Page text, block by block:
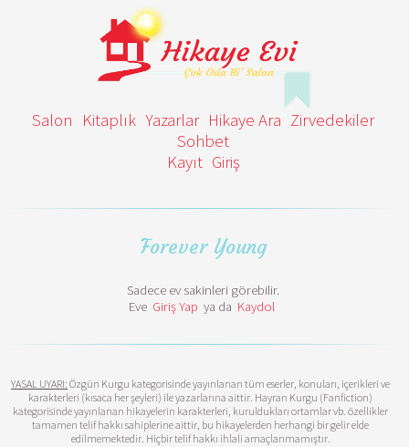
Salon Kitaplık Yazarlar Hikaye Ara Zirvedekiler
Sohbet
Kayıt Giriş
Forever Young
Sadece ev sakinleri görebilir.
Eve Giriş Yap ya da Kaydol
YASAL UYARI: Özgün Kurgu kategorisinde yayınlanan tüm eserler, konuları, içerikleri ve
karakterleri (kısaca her şeyleri) ile yazarlarına aittir. Hayran Kurgu (Fanfiction)
kategorisinde yayınlanan hikayelerin karakterleri, kuruldukları ortamlar vb. özellikler
tamamen telif hakkı sahiplerine aittir, bu hikayelerden herhangi bir gelir elde
edilmemektedir. Hiçbir telif hakkı ihlali amaçlanmamıştır.